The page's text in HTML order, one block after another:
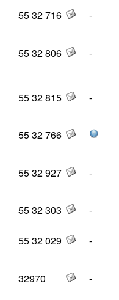
55 32 716
-
55 32 806 -
55 32 815 -
55 32 766
55 32 927 -
55 32 303
-
55 32 029
-
32970 -